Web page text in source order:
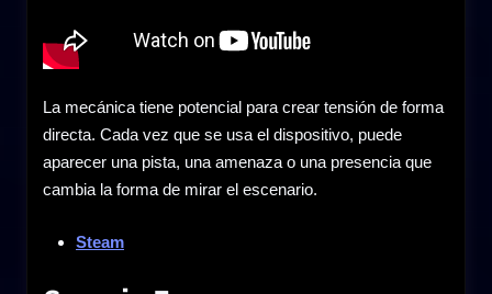
La mecánica tiene potencial para crear tensión de forma
directa. Cada vez que se usa el dispositivo, puede
aparecer una pista, una amenaza o una presencia que
cambia la forma de mirar el escenario.
Steam